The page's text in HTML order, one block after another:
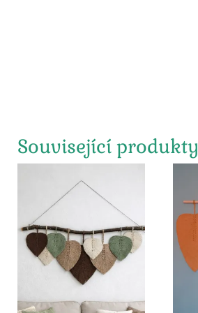
Související produkty